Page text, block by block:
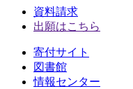
資料請求
出願はこちら
寄付サイト
図書館
情報センター